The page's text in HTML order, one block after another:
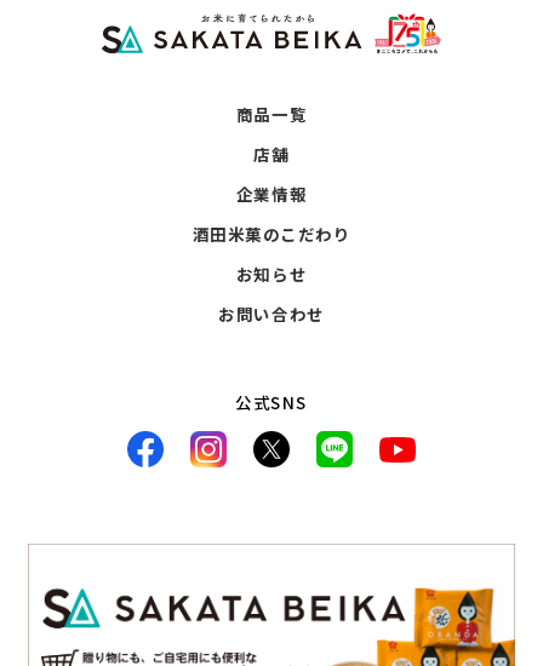
商品一覧
店舗
企業情報
酒田米菓のこだわり
お知らせ
お問い合わせ
公式SNS